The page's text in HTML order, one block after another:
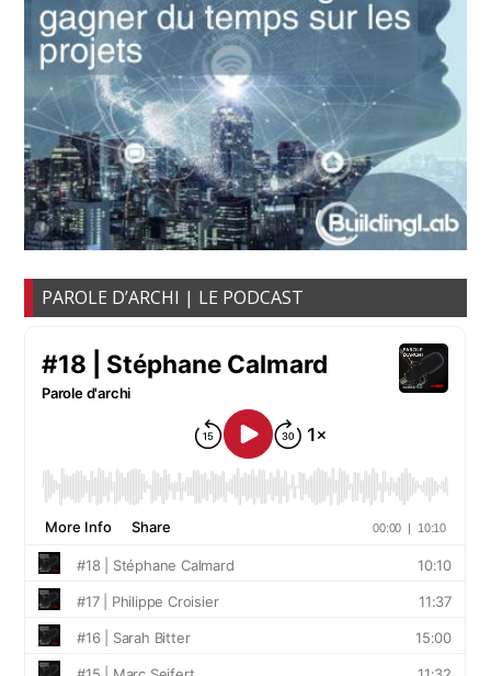
PAROLE D’ARCHI | LE PODCAST